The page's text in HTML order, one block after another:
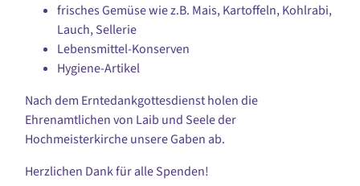
frisches Gemüse wie z.B. Mais, Kartoffeln, Kohlrabi,
Lauch, Sellerie
Lebensmittel-Konserven
Hygiene-Artikel
Nach dem Erntedankgottesdienst holen die
Ehrenamtlichen von Laib und Seele der
Hochmeisterkirche unsere Gaben ab.
Herzlichen Dank für alle Spenden!